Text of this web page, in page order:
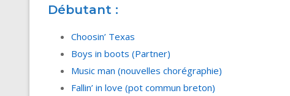
Débutant :
Choosin’ Texas
Boys in boots (Partner)
Music man (nouvelles chorégraphie)
Fallin’ in love (pot commun breton)